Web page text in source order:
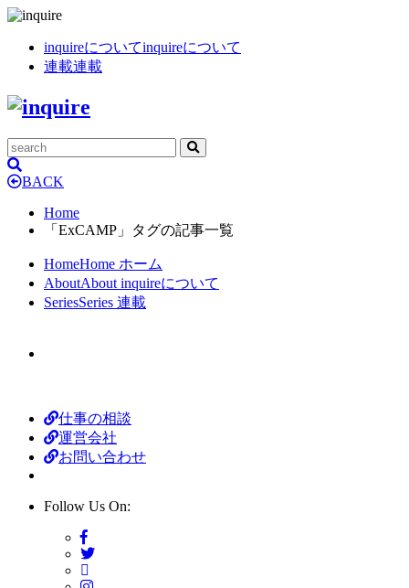
inquireについてinquireについて
連載連載
BACK
Home
「ExCAMP」タグの記事一覧
HomeHome ホーム
AboutAbout inquireについて
SeriesSeries 連載
仕事の相談
運営会社
お問い合わせ
Follow Us On: